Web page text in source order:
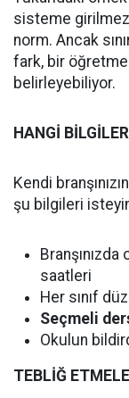
sisteme
norm. Ancak
fark, bir
belirleyebiliyor.
HANGİ
Kendi
şu bilgileri
Branşınızda
saatleri
Her sınıf
Seçmeli
Okulun
TEBLİĞ